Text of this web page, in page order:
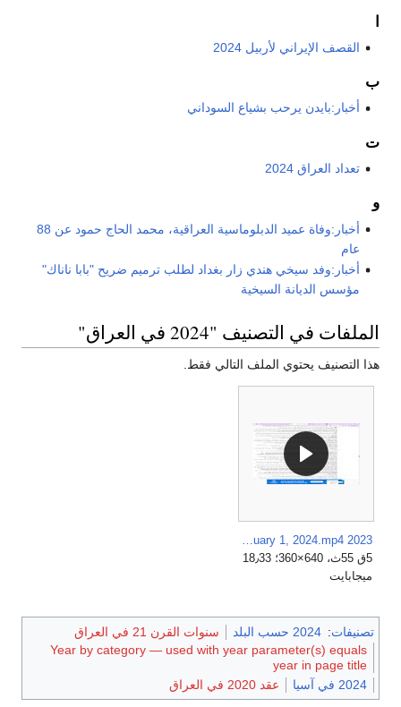
القصف الإيراني لأربيل 2024
ب
أخبار:بايدن يرحب بشياع السوداني
ت
تعداد العراق 2024
و
أخبار:وفاة عميد الدبلوماسية العراقية، محمد الحاج حمود عن 88
عام
أخبار:وفد سيخي هندي زار بغداد لطلب ترميم ضريح "بابا ناناك"
مؤسس الديانة السيخية
الملفات في التصنيف "2024 في العراق"
هذا التصنيف يحتوي الملف التالي فقط.
2023 Diaries in Egypt, Iraq and Syria, Nael Al-Shafei, January 1, 2024.mp4
5ق 55ث، 640×360؛ 18٫33
ميجابايت
تصنيفات: 2024 حسب البلد
سنوات القرن 21 في العراق
Year by category — used with year parameter(s) equals
year in page title
2024 في آسيا
عقد 2020 في العراق